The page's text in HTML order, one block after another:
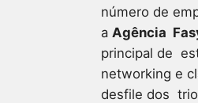
número de
a Agência
principal de
networking e
desfile dos